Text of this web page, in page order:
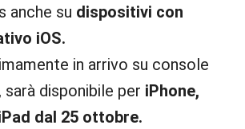
anche su dispositivi con
iOS.
in arrivo su console
disponibile per iPhone,
dal 25 ottobre.